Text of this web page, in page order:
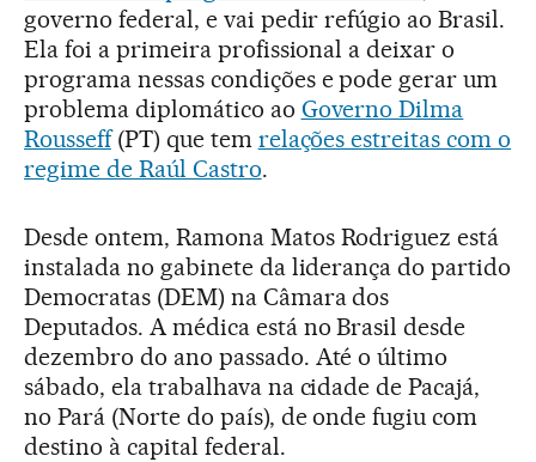
governo federal, e vai pedir refúgio ao Brasil.
Ela foi a primeira profissional a deixar o
programa nessas condições e pode gerar um
problema diplomático ao Governo Dilma
Rousseff(PT) que tem relações estreitas com o
regime de Raúl Castro.
Desde ontem, Ramona Matos Rodriguez está
instalada no gabinete da liderança do partido
Democratas (DEM) na Câmara dos
Deputados. A médica está no Brasil desde
dezembro do ano passado. Até o último
sábado, ela trabalhava na cidade de Pacajá,
no Pará (Norte do país), de onde fugiu com
destino à capital federal.